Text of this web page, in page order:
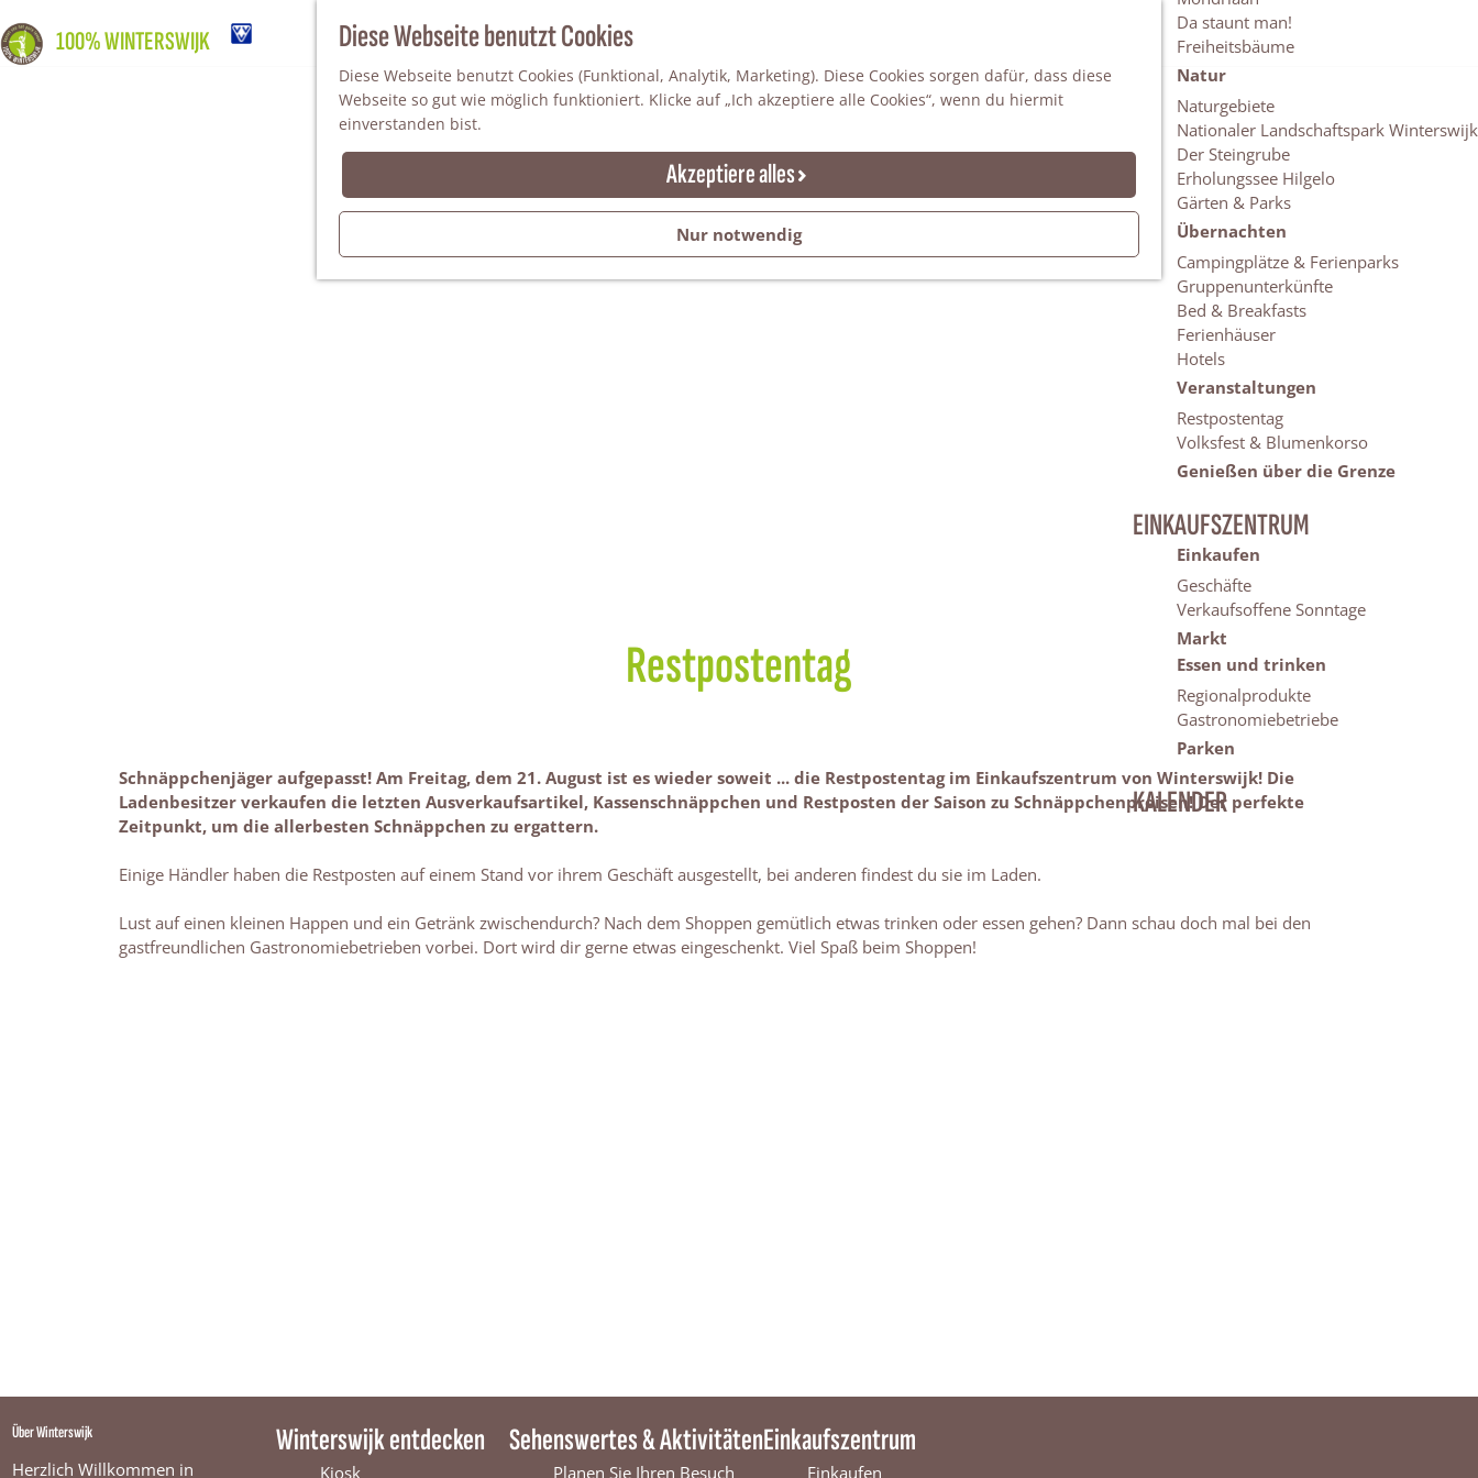
Diese Webseite benutzt Cookies
Diese Webseite benutzt Cookies (Funktional, Analytik, Marketing). Diese Cookies sorgen dafür, dass diese
Webseite so gut wie möglich funktioniert. Klicke auf „Ich akzeptiere alle Cookies“, wenn du hiermit
einverstanden bist.
Akzeptiere alles
Nur notwendig
100% WINTERSWIJK
c
n
e
Da staunt man!
Freiheitsbäume
Natur
Naturgebiete
Nationaler Landschaftspark Winterswijk
Der Steingrube
Erholungssee Hilgelo
Gärten & Parks
Übernachten
Campingplätze & Ferienparks
Gruppenunterkünfte
Bed & Breakfasts
Ferienhäuser
Hotels
Veranstaltungen
Restpostentag
Volksfest & Blumenkorso
Genießen über die Grenze
EINKAUFSZENTRUM
Einkaufen
Geschäfte
Verkaufsoffene Sonntage
Markt
Essen und trinken
Regionalprodukte
Gastronomiebetriebe
Parken
KALENDER
Restpostentag
Schnäppchenjäger aufgepasst! Am Freitag, dem 21. August ist es wieder soweit ... die Restpostentag im Einkaufszentrum von Winterswijk! Die
Ladenbesitzer verkaufen die letzten Ausverkaufsartikel, Kassenschnäppchen und Restposten der Saison zu Schnäppchenpreisen! Der perfekte
Zeitpunkt, um die allerbesten Schnäppchen zu ergattern.
Einige Händler haben die Restposten auf einem Stand vor ihrem Geschäft ausgestellt, bei anderen findest du sie im Laden.
Lust auf einen kleinen Happen und ein Getränk zwischendurch? Nach dem Shoppen gemütlich etwas trinken oder essen gehen? Dann schau doch mal bei den
gastfreundlichen Gastronomiebetrieben vorbei. Dort wird dir gerne etwas eingeschenkt. Viel Spaß beim Shoppen!
Über Winterswijk
Herzlich Willkommen in
Winterswijk entdecken
Kiosk
Sehenswertes & Aktivitäten
Planen Sie Ihren Besuch
Einkaufszentrum
Einkaufen